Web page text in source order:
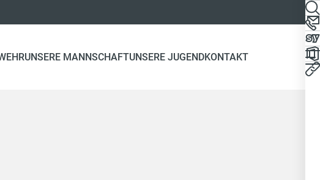
UNSERE MANNSCHAFTUNSERE JUGENDKONTAKT